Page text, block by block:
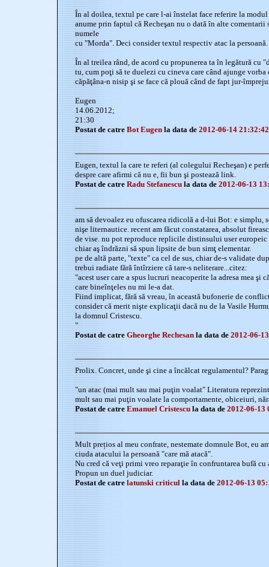
În al doilea, textul pe care l-ai înstelat face referire la
anume prin faptul că Recheşan nu o dată în alte
numele
cu "Morda". Deci consider textul respectiv atac la persoană.
În al treilea rând, de acord cu propunerea ta în legătură cu
tu, cum poţi să te duelezi cu cineva care când ajunge
căpăţâna-n nisip şi se face că plouă când de fapt jur-
Eugen
14.06.2012;
21:30
Postat de catre Bot Eugen la data de 2012-06-14 21:32:42
Eugen, textul la care te referi (al colegului Recheşan) e
despre care afirmi că nu e, fii bun şi postează link.
Postat de catre Radu Stefanescu la data de 2012-06-13
am să devoalez eu ofuscarea ridicolă a d-lui Bot: e simplu,
nişe liternautice. recent am făcut constatarea, absolut
de vise. nu pot reproduce replicile distinsului user
chiar aş îndrăzni să spun lipsite de bun simţ elementar.
pe de altă parte, "texte" ca cel de sus, chiar de-s validate
trebui radiate fără întîrziere că tare-s neliterare...citez:
"acest user care a spus lucruri neacoperite la adresa mea şi
care bineînţeles nu mi le-a dat.
Fiind implicat, fără să vreau, în această bufonerie de
consider că merit nişte explicaţii dacă nu de la Vasile
la domnul Cristescu.
"
Postat de catre Gheorghe Rechesan la data de 2012-06-
Prolix. Concret, unde şi cine a încălcat regulamentul?
"un atac (mai mult sau mai puţin voalat" Literatura
mult sau mai puţin voalate la comportamente, obiceiuri,
Postat de catre Emanuel Cristescu la data de 2012-06-13
Mult prețios al meu confrate, nestemate domnule Bot, eu
ciuda atacului la persoană "care mă atacă".
Nu cred că veţi primi vreo reparaţie în confruntarea bufă cu
Propun un duel judiciar.
Postat de catre latunski criticul la data de 2012-06-13